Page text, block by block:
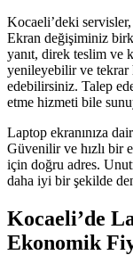
Kocaeli’deki
Ekran değişiminiz
yanıt, direk teslim ve
yenileyebilir ve tekrar
edebilirsiniz. Talep
etme hizmeti bile
Laptop ekranınıza
Güvenilir ve hızlı bir
için doğru adres.
daha iyi bir şekilde
Kocaeli’de
Ekonomik